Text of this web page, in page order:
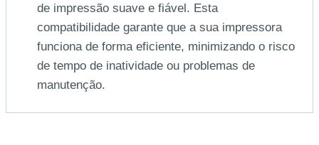
de impressão suave e fiável. Esta
compatibilidade garante que a sua impressora
funciona de forma eficiente, minimizando o risco
de tempo de inatividade ou problemas de
manutenção.